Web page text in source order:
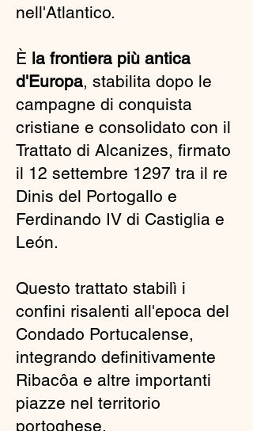
nell'Atlantico.
È la frontiera più antica
d'Europa, stabilita dopo le
campagne di conquista
cristiane e consolidato con il
Trattato di Alcanizes, firmato
il 12 settembre 1297 tra il re
Dinis del Portogallo e
Ferdinando IV di Castiglia e
León.
Questo trattato stabilì i
confini risalenti all'epoca del
Condado Portucalense,
integrando definitivamente
Ribacôa e altre importanti
piazze nel territorio
portoghese.